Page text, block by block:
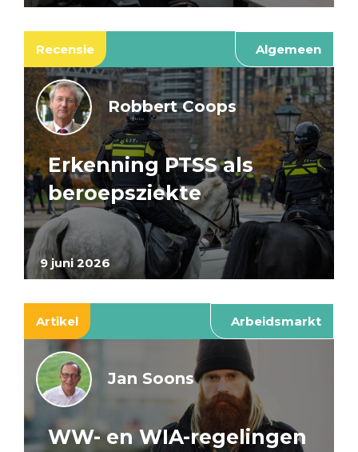
Recensie Algemeen
9 juni 2026
Robbert Coops
Erkenning PTSS als
beroepsziekte
Artikel Arbeidsmarkt
Jan Soons
WW- en WIA-regelingen